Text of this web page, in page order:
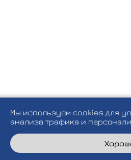
Мы используем cookies для
анализа трафика и